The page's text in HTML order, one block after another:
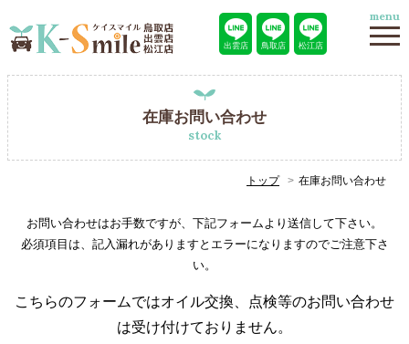
出雲店 鳥取店 松江店
menu
在庫お問い合わせ
stock
トップ 在庫お問い合わせ
お問い合わせはお手数ですが、下記フォームより送信して下さい。
必須項目は、記入漏れがありますとエラーになりますのでご注意下さ
い。
こちらのフォームではオイル交換、点検等のお問い合わせ
は受け付けておりません。